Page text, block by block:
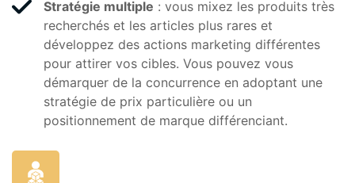
Stratégie multiple : vous mixez les produits très
recherchés et les articles plus rares et
développez des actions marketing différentes
pour attirer vos cibles. Vous pouvez vous
démarquer de la concurrence en adoptant une
stratégie de prix particulière ou un
positionnement de marque différenciant.